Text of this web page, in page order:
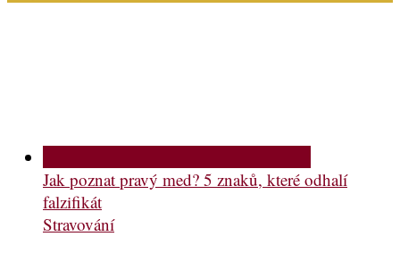
Jak poznat pravý med? 5 znaků, které odhalí
falzifikát
Stravování